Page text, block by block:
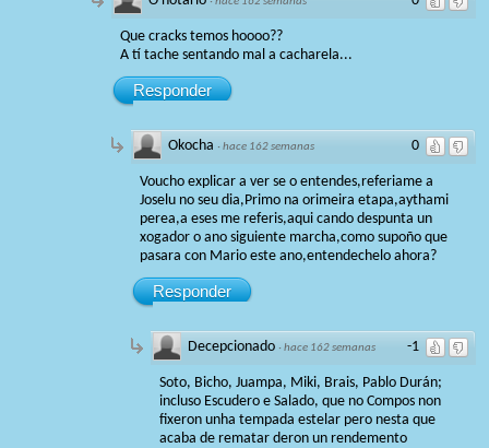
Que cracks temos hoooo??
A tí tache sentando mal a cacharela...
Responder
0
Okocha ·hace 162 semanas
Voucho explicar a ver se o entendes,referiame a
Joselu no seu dia,Primo na orimeira etapa,aythami
perea,a eses me referis,aqui cando despunta un
xogador o ano siguiente marcha,como supoño que
pasara con Mario este ano,entendechelo ahora?
Responder
-1
Decepcionado ·hace 162 semanas
Soto, Bicho, Juampa, Miki, Brais, Pablo Durán;
incluso Escudero e Salado, que no Compos non
fixeron unha tempada estelar pero nesta que
acaba de rematar deron un rendemento